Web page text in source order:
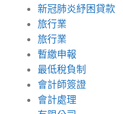
新冠肺炎紓困貸款
旅行業
旅行業
暫繳申報
最低稅負制
會計師簽證
會計處理